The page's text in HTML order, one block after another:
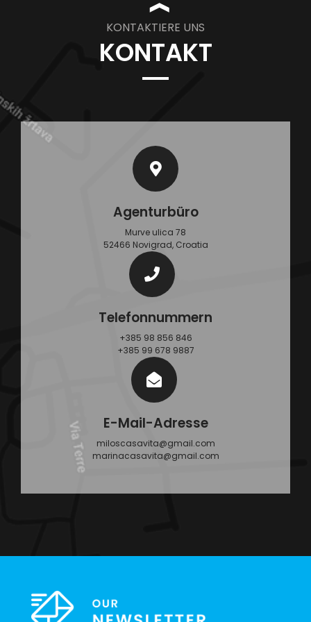
❱
KONTAKTIERE UNS
KONTAKT
Agenturbüro
Murve ulica 78
52466 Novigrad, Croatia
Telefonnummern
+385 98 856 846
+385 99 678 9887
E-Mail-Adresse
miloscasavita@gmail.com
marinacasavita@gmail.com